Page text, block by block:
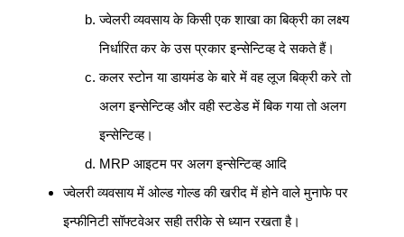
ज्वेलरी व्यवसाय के किसी एक शाखा का बिक्री का लक्ष्य
निर्धारित कर के उस प्रकार इन्सेन्टिव्ह दे सकते हैं।
कलर स्टोन या डायमंड के बारे में वह लूज बिक्री करे तो
अलग इन्सेन्टिव्ह और वही स्टडेड में बिक गया तो अलग
इन्सेन्टिव्ह।
MRP आइटम पर अलग इन्सेन्टिव्ह आदि
ज्वेलरी व्यवसाय में ओल्ड गोल्ड की खरीद में होने वाले मुनाफे पर
इन्फीनिटी सॉफ्टवेअर सही तरीके से ध्यान रखता है।